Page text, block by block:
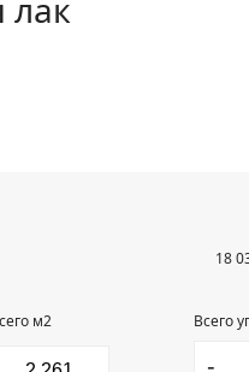
лак
18
м2 Всего
-